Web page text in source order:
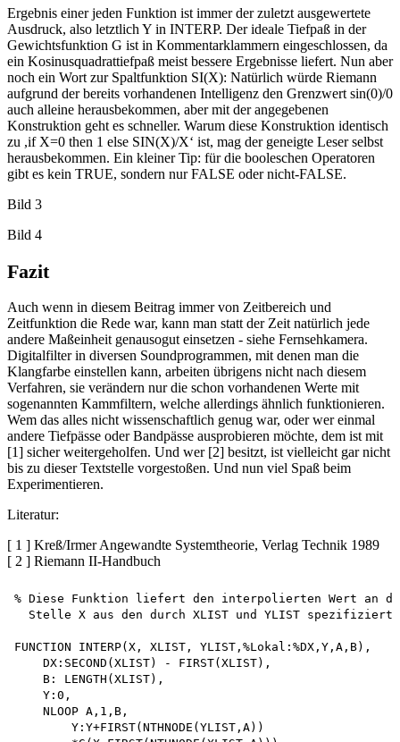
Ergebnis einer jeden Funktion ist immer der zuletzt ausgewertete
Ausdruck, also letztlich Y in INTERP. Der ideale Tiefpaß in der
Gewichtsfunktion G ist in Kommentarklammern eingeschlossen, da
ein Kosinusquadrattiefpaß meist bessere Ergebnisse liefert. Nun aber
noch ein Wort zur Spaltfunktion SI(X): Natürlich würde Riemann
aufgrund der bereits vorhandenen Intelligenz den Grenzwert sin(0)/0
auch alleine herausbekommen, aber mit der angegebenen
Konstruktion geht es schneller. Warum diese Konstruktion identisch
zu ,if X=0 then 1 else SIN(X)/X‘ ist, mag der geneigte Leser selbst
herausbekommen. Ein kleiner Tip: für die booleschen Operatoren
gibt es kein TRUE, sondern nur FALSE oder nicht-FALSE.
Bild 3
Bild 4
Fazit
Auch wenn in diesem Beitrag immer von Zeitbereich und
Zeitfunktion die Rede war, kann man statt der Zeit natürlich jede
andere Maßeinheit genausogut einsetzen - siehe Fernsehkamera.
Digitalfilter in diversen Soundprogrammen, mit denen man die
Klangfarbe einstellen kann, arbeiten übrigens nicht nach diesem
Verfahren, sie verändern nur die schon vorhandenen Werte mit
sogenannten Kammfiltern, welche allerdings ähnlich funktionieren.
Wem das alles nicht wissenschaftlich genug war, oder wer einmal
andere Tiefpässe oder Bandpässe ausprobieren möchte, dem ist mit
[1] sicher weitergeholfen. Und wer [2] besitzt, ist vielleicht gar nicht
bis zu dieser Textstelle vorgestoßen. Und nun viel Spaß beim
Experimentieren.
Literatur:
[ 1 ] Kreß/Irmer Angewandte Systemtheorie, Verlag Technik 1989
[ 2 ] Riemann II-Handbuch
% Diese Funktion liefert den interpolierten Wert an
Stelle X aus den durch XLIST und YLIST
FUNCTION INTERP(X, XLIST, YLIST,%Lokal:%DX,Y,A,B),
    DX:SECOND(XLIST) - FIRST(XLIST),
    B: LENGTH(XLIST),
    Y:0,
    NLOOP A,1,B,
        Y:Y+FIRST(NTHNODE(YLIST,A))